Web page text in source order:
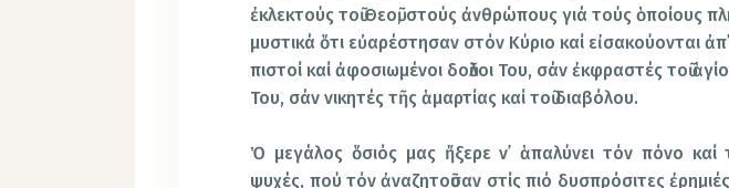
ἐκλεκτούς τοῦ Θεοῦ, στούς ἀνθρώπους γιά τούς ὁποίους
μυστικά ὅτι εὐαρέστησαν στόν Κύριο καί εἰσακούονται
πιστοί καί ἀφοσιωμένοι δοῦλοι Του, σάν ἐκφραστές τοῦ
Του, σάν νικητές τῆς ἁμαρτίας καί τοῦ διαβόλου.
Ὁ μεγάλος ὅσιός μας ἤξερε ν᾿ ἁπαλύνει τόν πόνο καί
ψυχές, πού τόν ἀναζητοῦσαν στίς πιό δυσπρόσιτες